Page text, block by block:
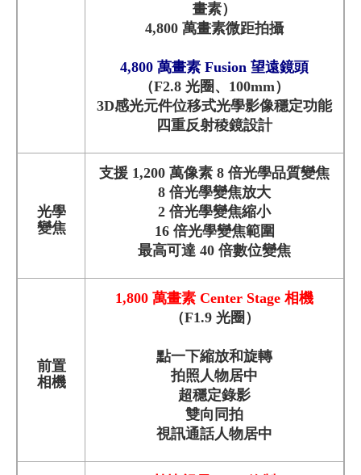
畫素）
4,800 萬畫素微距拍攝
4,800 萬畫素 Fusion 望遠鏡頭
（F2.8 光圈、100mm）
3D感光元件位移式光學影像穩定功能
四重反射稜鏡設計
光學
變焦
支援 1,200 萬像素 8 倍光學品質變焦
8 倍光學變焦放大
2 倍光學變焦縮小
16 倍光學變焦範圍
最高可達 40 倍數位變焦
前置
相機
1,800 萬畫素 Center Stage 相機
（F1.9 光圈）
點一下縮放和旋轉
拍照人物居中
超穩定錄影
雙向同拍
視訊通話人物居中